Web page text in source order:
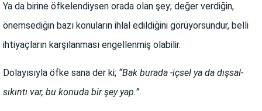
Ya da birine öfkelendiysen orada olan şey; değer verdiğin,
önemsediğin bazı konuların ihlal edildiğini görüyorsundur, belli
ihtiyaçların karşılanması engellenmiş olabilir.
Dolayısıyla öfke sana der ki; “Bak burada -içsel ya da dışsal-
sıkıntı var, bu konuda bir şey yap.”